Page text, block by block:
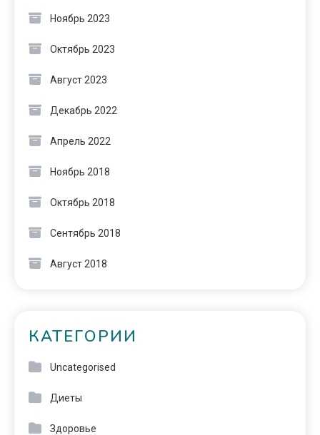
Ноябрь 2023
Октябрь 2023
Август 2023
Декабрь 2022
Апрель 2022
Ноябрь 2018
Октябрь 2018
Сентябрь 2018
Август 2018
КАТЕГОРИИ
Uncategorised
Диеты
Здоровье